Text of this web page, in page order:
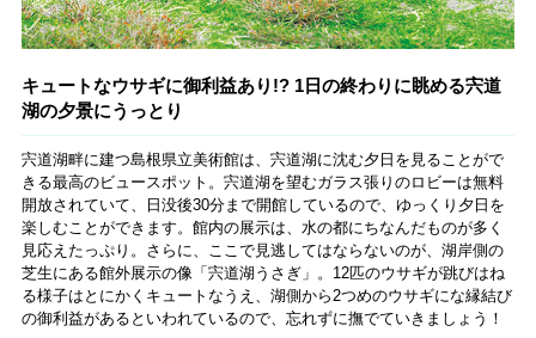
キュートなウサギに御利益あり!? 1日の終わりに眺める宍道
湖の夕景にうっとり
宍道湖畔に建つ島根県立美術館は、宍道湖に沈む夕日を見ることがで
きる最高のビュースポット。宍道湖を望むガラス張りのロビーは無料
開放されていて、日没後30分まで開館しているので、ゆっくり夕日を
楽しむことができます。館内の展示は、水の都にちなんだものが多く
見応えたっぷり。さらに、ここで見逃してはならないのが、湖岸側の
芝生にある館外展示の像「宍道湖うさぎ」。12匹のウサギが跳びはね
る様子はとにかくキュートなうえ、湖側から2つめのウサギにな縁結び
の御利益があるといわれているので、忘れずに撫でていきましょう！